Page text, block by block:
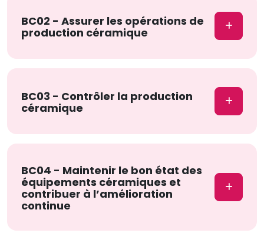
BC02 - Assurer les opérations de
production céramique
BC03 - Contrôler la production
céramique
BC04 - Maintenir le bon état des
équipements céramiques et
contribuer à l’amélioration
continue